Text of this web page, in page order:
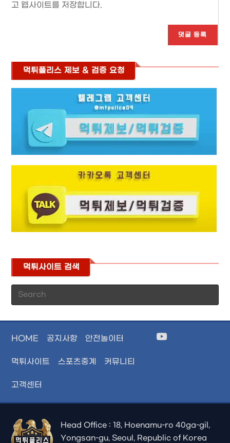
to
고 웹사이트를 저장합니다.
먹튀폴리스 제보 & 검증 요청
먹튀사이트 검색
HOME 공지사항 안전놀이터
먹튀사이트 스포츠중계 커뮤니티
고객센터
Head Office : 18, Hoenamu-ro 40ga-gil,
Yongsan-gu, Seoul, Republic of Korea